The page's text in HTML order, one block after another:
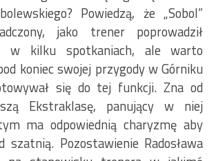
Powiedzą, że „Sobol”
jako trener poprowadził
w kilku spotkaniach, ale warto
koniec swojej przygody w Górniku
się do tej funkcji. Zna od
Ekstraklasę, panujący w niej
ma odpowiednią charyzmę aby
szatnią. Pozostawienie Radosława